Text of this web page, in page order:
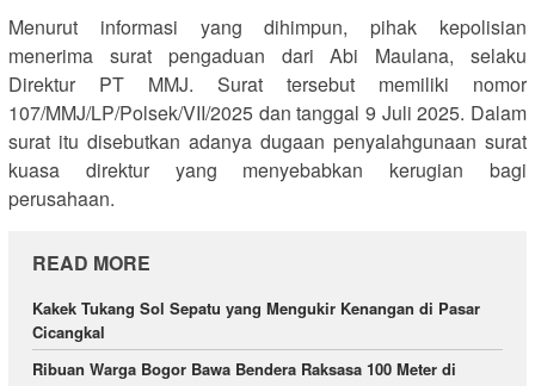
Menurut informasi yang dihimpun, pihak kepolisian
menerima surat pengaduan dari Abi Maulana, selaku
Direktur PT MMJ. Surat tersebut memiliki nomor
107/MMJ/LP/Polsek/VII/2025 dan tanggal 9 Juli 2025. Dalam
surat itu disebutkan adanya dugaan penyalahgunaan surat
kuasa direktur yang menyebabkan kerugian bagi
perusahaan.
READ MORE
Kakek Tukang Sol Sepatu yang Mengukir Kenangan di Pasar
Cicangkal
Ribuan Warga Bogor Bawa Bendera Raksasa 100 Meter di